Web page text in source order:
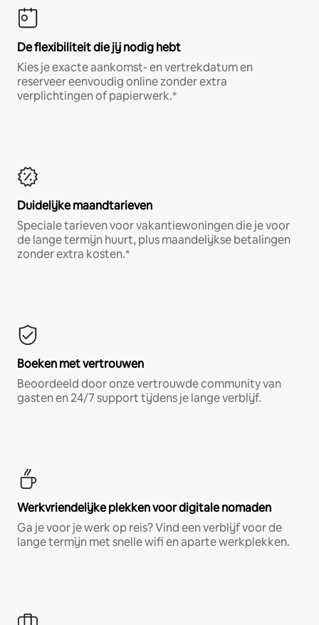
De flexibiliteit die jij nodig hebt
Kies je exacte aankomst- en vertrekdatum en
reserveer eenvoudig online zonder extra
verplichtingen of papierwerk.*
Duidelijke maandtarieven
Speciale tarieven voor vakantiewoningen die je voor
de lange termijn huurt, plus maandelijkse betalingen
zonder extra kosten.*
Boeken met vertrouwen
Beoordeeld door onze vertrouwde community van
gasten en 24/7 support tijdens je lange verblijf.
Werkvriendelijke plekken voor digitale nomaden
Ga je voor je werk op reis? Vind een verblijf voor de
lange termijn met snelle wifi en aparte werkplekken.